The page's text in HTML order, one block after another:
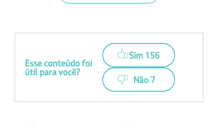
Esse conteúdo foi
útil para você?
Sim 156
Não 7